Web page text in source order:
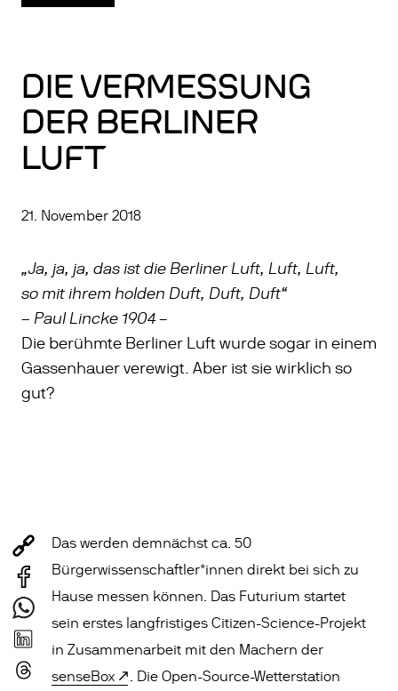
DIE VERMESSUNG
DER BERLINER
LUFT
21. November 2018
„Ja, ja, ja, das ist die Berliner Luft, Luft, Luft,
so mit ihrem holden Duft, Duft, Duft“
– Paul Lincke 1904–
Die berühmte Berliner Luft wurde sogar in einem
Gassenhauer verewigt. Aber ist sie wirklich so
gut?
Das werden demnächst ca. 50
Bürgerwissenschaftler*innen direkt bei sich zu
Hause messen können. Das Futurium startet
sein erstes langfristiges Citizen-Science-Projekt
in Zusammenarbeit mit den Machern der
senseBox
. Die Open-Source-Wetterstation